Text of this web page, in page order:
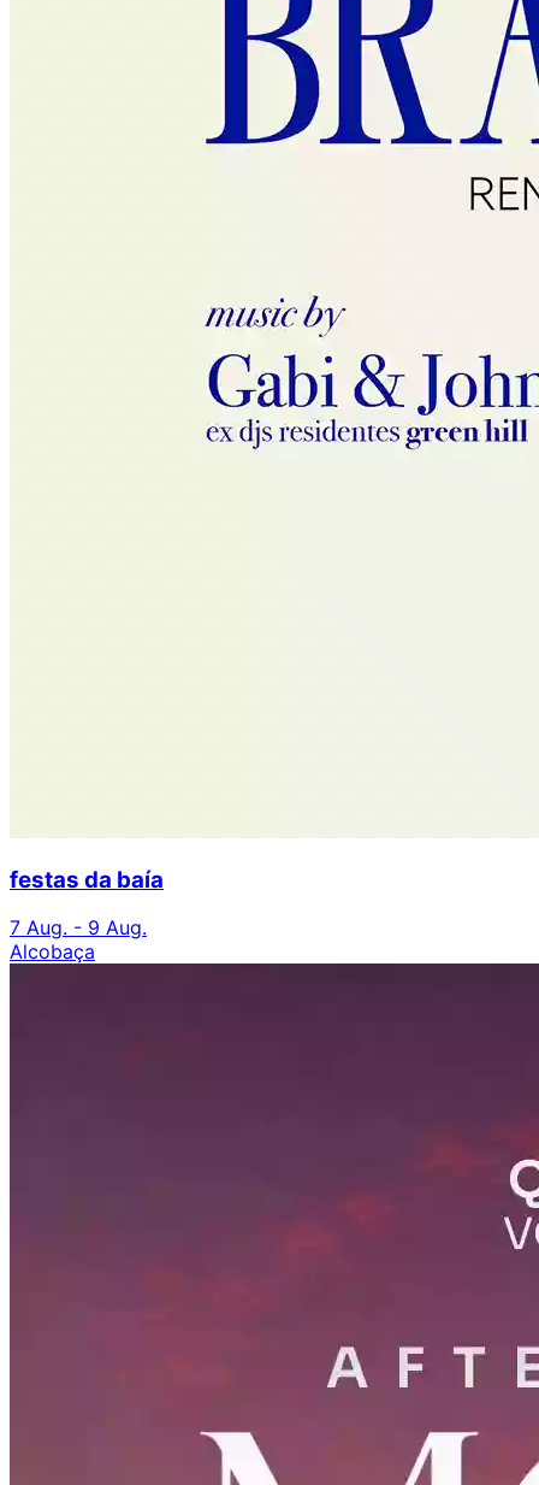
festas da baía
7 Aug. - 9 Aug.
Alcobaça